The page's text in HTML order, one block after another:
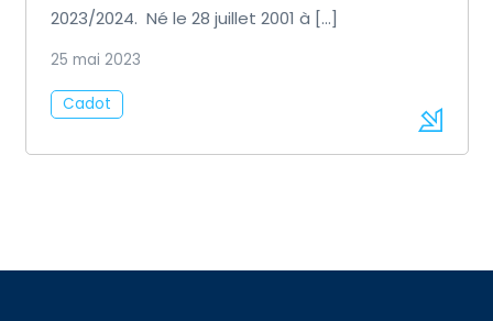
2023/2024. Né le 28 juillet 2001 à […]
25 mai 2023
Cadot